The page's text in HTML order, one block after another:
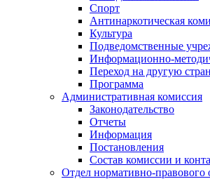
Спорт
Антинаркотическая
Культура
Подведомственные
Информационно-
Переход на другую
Программа
Административная комиссия
Законодательство
Отчеты
Информация
Постановления
Состав комиссии и
Отдел нормативно-правового